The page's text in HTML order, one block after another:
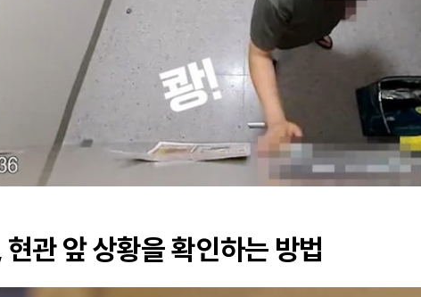
관 앞 상황을 확인하는 방법